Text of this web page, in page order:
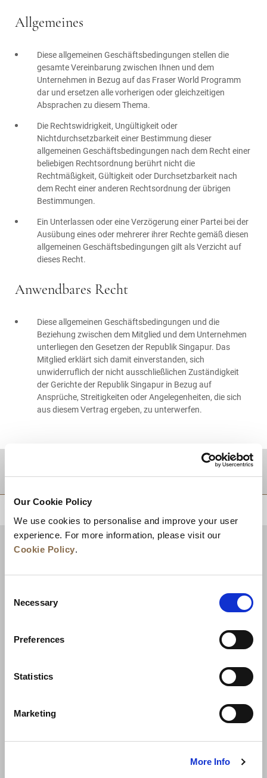
Our Cookie Policy
We use cookies to personalise and improve your user
experience. For more information, please visit our
Cookie Policy.
Selection
Necessary
Preferences
Statistics
Marketing
More Info
Allgemeines
Diese allgemeinen Geschäftsbedingungen stellen die
gesamte Vereinbarung zwischen Ihnen und dem
Unternehmen in Bezug auf das Fraser World Programm
dar und ersetzen alle vorherigen oder gleichzeitigen
Absprachen zu diesem Thema.
Die Rechtswidrigkeit, Ungültigkeit oder
Nichtdurchsetzbarkeit einer Bestimmung dieser
allgemeinen Geschäftsbedingungen nach dem Recht einer
beliebigen Rechtsordnung berührt nicht die
Rechtmäßigkeit, Gültigkeit oder Durchsetzbarkeit nach
dem Recht einer anderen Rechtsordnung der übrigen
Bestimmungen.
Ein Unterlassen oder eine Verzögerung einer Partei bei der
Ausübung eines oder mehrerer ihrer Rechte gemäß diesen
allgemeinen Geschäftsbedingungen gilt als Verzicht auf
dieses Recht.
Anwendbares Recht
Diese allgemeinen Geschäftsbedingungen und die
Beziehung zwischen dem Mitglied und dem Unternehmen
unterliegen den Gesetzen der Republik Singapur. Das
Mitglied erklärt sich damit einverstanden, sich
unwiderruflich der nicht ausschließlichen Zuständigkeit
der Gerichte der Republik Singapur in Bezug auf
Ansprüche, Streitigkeiten oder Angelegenheiten, die sich
aus diesem Vertrag ergeben, zu unterwerfen.
Neuigkeiten